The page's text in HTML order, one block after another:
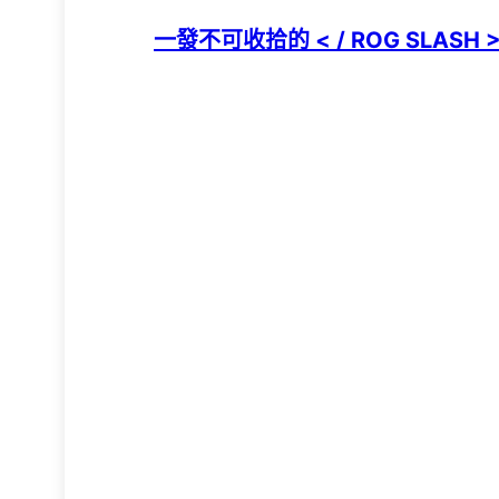
一發不可收拾的 < / ROG SLASH